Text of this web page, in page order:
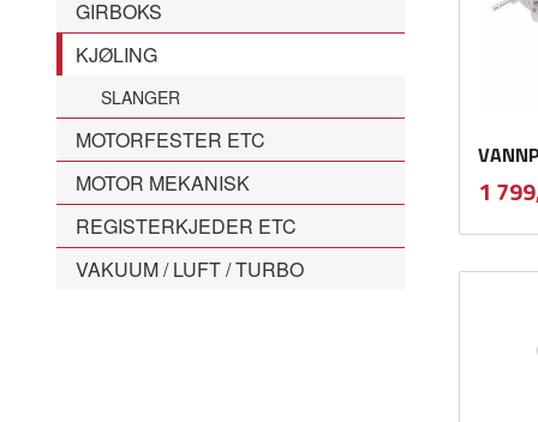
GIRBOKS
KJØLING
SLANGER
MOTORFESTER ETC
MOTOR MEKANISK
REGISTERKJEDER ETC
VAKUUM / LUFT / TURBO
Pris
1